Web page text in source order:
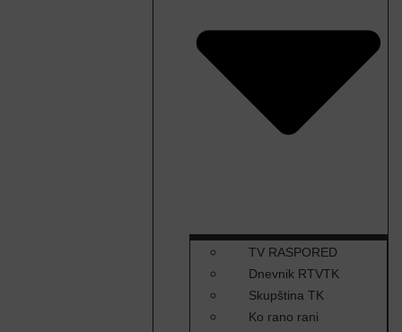
TV RASPORED
Dnevnik RTVTK
Skupština TK
Ko rano rani